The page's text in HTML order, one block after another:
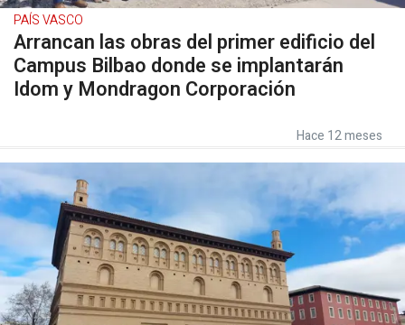
PAÍS VASCO
Arrancan las obras del primer edificio del
Campus Bilbao donde se implantarán
Idom y Mondragon Corporación
Hace 12 meses